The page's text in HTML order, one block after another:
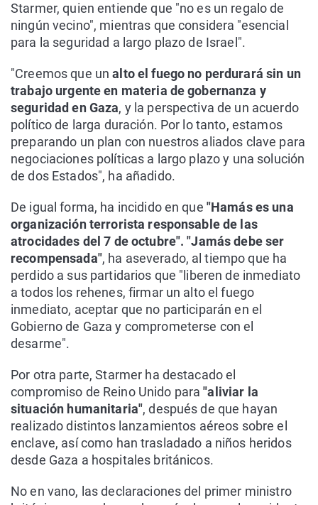
Starmer, quien entiende que "no es un regalo de
ningún vecino", mientras que considera "esencial
para la seguridad a largo plazo de Israel".
"Creemos que unalto el fuego no perdurará sin un
trabajo urgente en materia de gobernanza y
seguridad en Gaza, y la perspectiva de un acuerdo
político de larga duración. Por lo tanto, estamos
preparando un plan con nuestros aliados clave para
negociaciones políticas a largo plazo y una solución
de dos Estados", ha añadido.
De igual forma, ha incidido en que "Hamás es una
organización terrorista responsable de las
atrocidades del 7 de octubre". "Jamás debe ser
recompensada", ha aseverado, al tiempo que ha
perdido a sus partidarios que "liberen de inmediato
a todos los rehenes, firmar un alto el fuego
inmediato, aceptar que no participarán en el
Gobierno de Gaza y comprometerse con el
desarme".
Por otra parte, Starmer ha destacado el
compromiso de Reino Unido para"aliviar la
situación humanitaria", después de que hayan
realizado distintos lanzamientos aéreos sobre el
enclave, así como han trasladado a niños heridos
desde Gaza a hospitales británicos.
No en vano, las declaraciones del primer ministro